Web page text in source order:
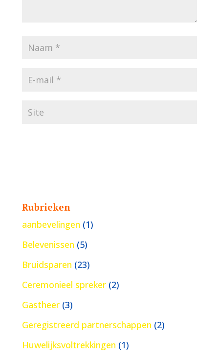
Rubrieken
aanbevelingen (1)
Belevenissen (5)
Bruidsparen (23)
Ceremonieel spreker(2)
Gastheer(3)
Geregistreerd partnerschappen (2)
Huwelijksvoltrekkingen (1)